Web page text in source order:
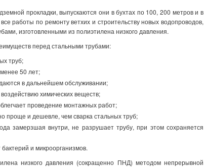
прокладки, выпускаются они в бухтах по 100, 200 метров и в
работы по ремонту ветхих и строительству новых водопроводов,
изготовленными из полиэтилена низкого давления.
перед стальными трубами:
труб;
50 лет;
в дальнейшем обслуживании;
химических веществ;
проведение монтажных работ;
проще и дешевле, чем сварка стальных труб;
замерзшая внутри, не разрушает трубу, при этом сохраняется
и микроорганизмов.
низкого давления (сокращенно ПНД) методом непрерывной